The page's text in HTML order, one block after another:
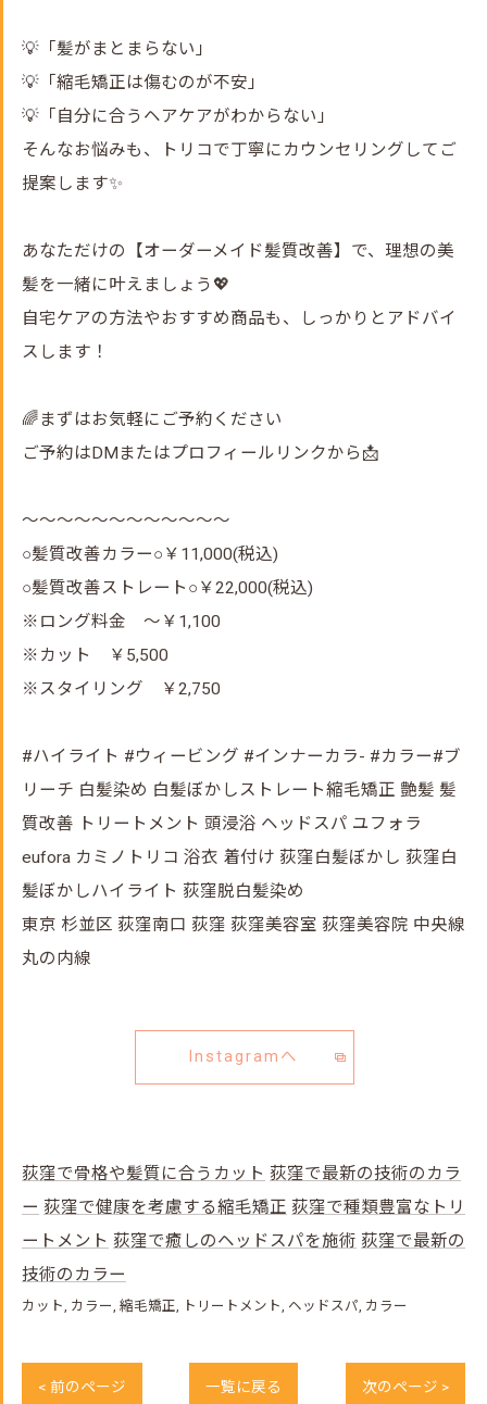
💡「髪がまとまらない」
💡「縮毛矯正は傷むのが不安」
💡「自分に合うヘアケアがわからない」
そんなお悩みも、トリコで丁寧にカウンセリングしてご
提案します✨
あなただけの【オーダーメイド髪質改善】で、理想の美
髪を一緒に叶えましょう💖
自宅ケアの方法やおすすめ商品も、しっかりとアドバイ
スします！
🌈まずはお気軽にご予約ください
ご予約はDMまたはプロフィールリンクから📩
～～～～～～～～～～～～
○髪質改善カラー○￥11,000(税込)
○髪質改善ストレート○￥22,000(税込)
※ロング料金 ～￥1,100
※カット ￥5,500
※スタイリング ￥2,750
#ハイライト #ウィービング #インナーカラ- #カラー#ブ
リーチ 白髪染め 白髪ぼかしストレート縮毛矯正 艶髪 髪
質改善 トリートメント 頭浸浴 ヘッドスパ ユフォラ
eufora カミノトリコ 浴衣 着付け 荻窪白髪ぼかし 荻窪白
髪ぼかしハイライト 荻窪脱白髪染め
東京 杉並区 荻窪南口 荻窪 荻窪美容室 荻窪美容院 中央線
丸の内線
Instagramへ
荻窪で骨格や髪質に合うカット 荻窪で最新の技術のカラ
ー 荻窪で健康を考慮する縮毛矯正 荻窪で種類豊富なトリ
ートメント 荻窪で癒しのヘッドスパを施術 荻窪で最新の
技術のカラー
カット カラー 縮毛矯正 トリートメント ヘッドスパ カラー
< 前のページ 一覧に戻る 次のページ >